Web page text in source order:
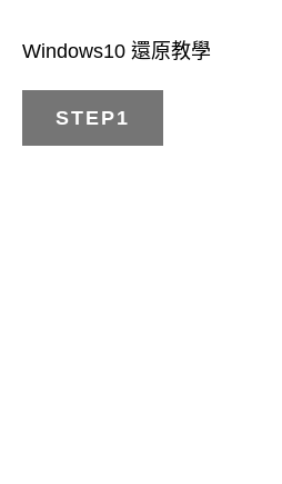
Windows10 還原教學
STEP1